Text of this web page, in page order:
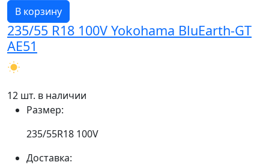
В корзину
235/55 R18 100V Yokohama BluEarth-GT
AE51
12 шт. в наличии
Размер:
235/55R18 100V
Доставка: